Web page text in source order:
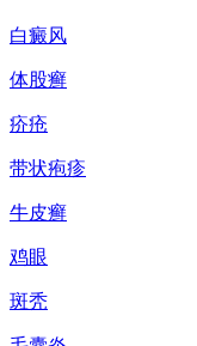
白癜风
体股癣
疥疮
带状疱疹
牛皮癣
鸡眼
斑秃